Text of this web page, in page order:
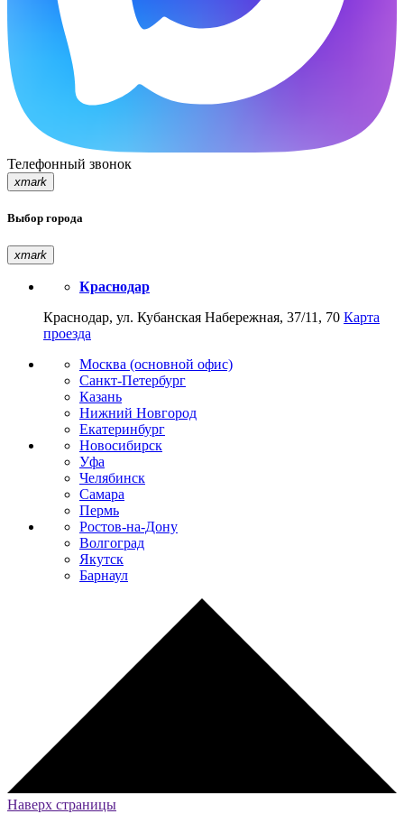
Телефонный звонок
xmark
Выбор города
xmark
Краснодар
Краснодар, ул. Кубанская Набережная, 37/11, 70 Карта
проезда
Москва (основной офис)
Санкт-Петербург
Казань
Нижний Новгород
Екатеринбург
Новосибирск
Уфа
Челябинск
Самара
Пермь
Ростов-на-Дону
Волгоград
Якутск
Барнаул
Наверх страницы